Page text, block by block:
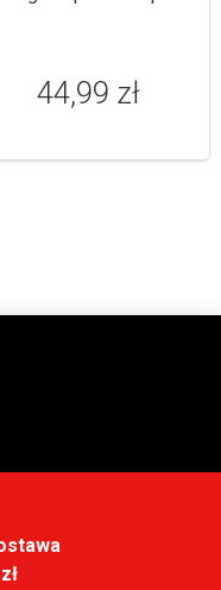
44,99 zł